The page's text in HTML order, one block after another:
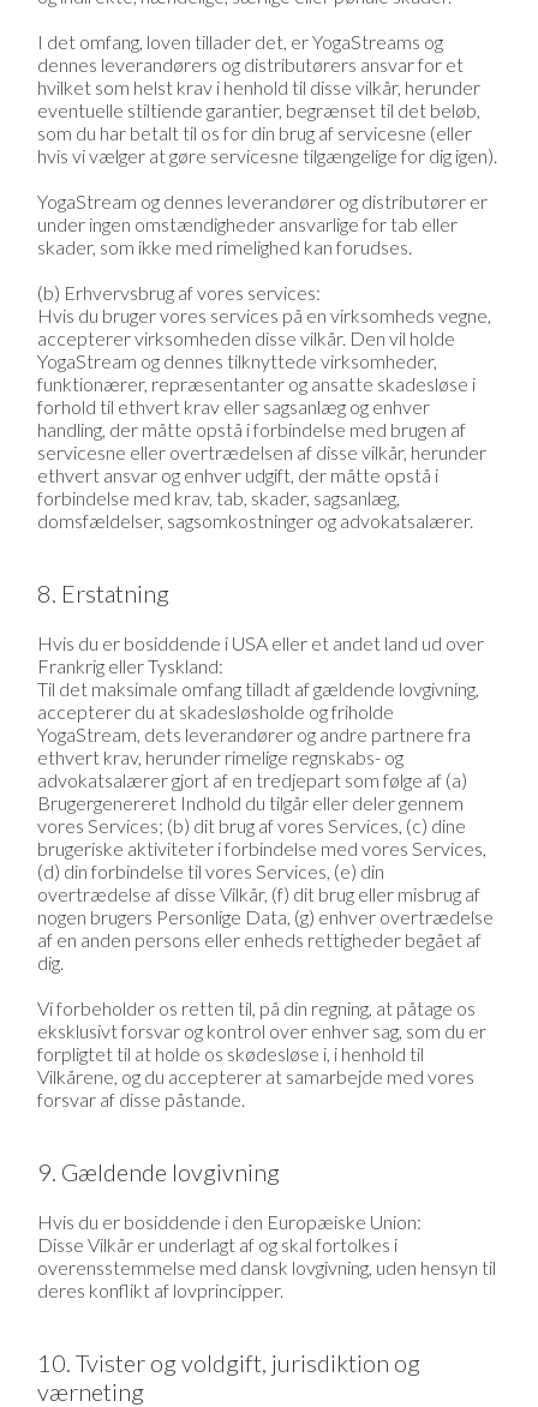
I det omfang, loven tillader det, er YogaStreams og
dennes leverandørers og distributørers ansvar for et
hvilket som helst krav i henhold til disse vilkår, herunder
eventuelle stiltiende garantier, begrænset til det beløb,
som du har betalt til os for din brug af servicesne (eller
hvis vi vælger at gøre servicesne tilgængelige for dig igen).
YogaStream og dennes leverandører og distributører er
under ingen omstændigheder ansvarlige for tab eller
skader, som ikke med rimelighed kan forudses.
(b) Erhvervsbrug af vores services:
Hvis du bruger vores services på en virksomheds vegne,
accepterer virksomheden disse vilkår. Den vil holde
YogaStream og dennes tilknyttede virksomheder,
funktionærer, repræsentanter og ansatte skadesløse i
forhold til ethvert krav eller sagsanlæg og enhver
handling, der måtte opstå i forbindelse med brugen af
servicesne eller overtrædelsen af disse vilkår, herunder
ethvert ansvar og enhver udgift, der måtte opstå i
forbindelse med krav, tab, skader, sagsanlæg,
domsfældelser, sagsomkostninger og advokatsalærer.
8. Erstatning
Hvis du er bosiddende i USA eller et andet land ud over
Frankrig eller Tyskland:
Til det maksimale omfang tilladt af gældende lovgivning,
accepterer du at skadesløsholde og friholde
YogaStream, dets leverandører og andre partnere fra
ethvert krav, herunder rimelige regnskabs- og
advokatsalærer gjort af en tredjepart som følge af (a)
Brugergenereret Indhold du tilgår eller deler gennem
vores Services; (b) dit brug af vores Services, (c) dine
brugeriske aktiviteter i forbindelse med vores Services,
(d) din forbindelse til vores Services, (e) din
overtrædelse af disse Vilkår, (f) dit brug eller misbrug af
nogen brugers Personlige Data, (g) enhver overtrædelse
af en anden persons eller enheds rettigheder begået af
dig.
Vi forbeholder os retten til, på din regning, at påtage os
eksklusivt forsvar og kontrol over enhver sag, som du er
forpligtet til at holde os skødesløse i, i henhold til
Vilkårene, og du accepterer at samarbejde med vores
forsvar af disse påstande.
9. Gældende lovgivning
Hvis du er bosiddende i den Europæiske Union:
Disse Vilkår er underlagt af og skal fortolkes i
overensstemmelse med dansk lovgivning, uden hensyn til
deres konflikt af lovprincipper.
10. Tvister og voldgift, jurisdiktion og
værneting